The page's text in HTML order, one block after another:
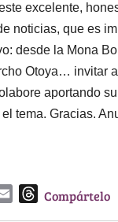
excelente,
noticias, que es
desde la Mona
Otoya… invitar
aportando
tema. Gracias.
TCompártelo